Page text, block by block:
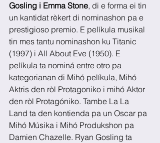
Gosling i Emma Stone, di e forma ei tin
un kantidat rèkert di nominashon pa e
prestigioso premio. E pelíkula musikal
tin mes tantu nominashon ku Titanic
(1997) i All About Eve (1950). E
pelíkula ta nominá entre otro pa
kategorianan di Mihó pelíkula, Mihó
Aktris den ròl Protagoniko i mihó Aktor
den ròl Protagóniko. Tambe La La
Land ta den kontienda pa un Oscar pa
Mihó Músika i Mihó Produkshon pa
Damien Chazelle. Ryan Gosling ta